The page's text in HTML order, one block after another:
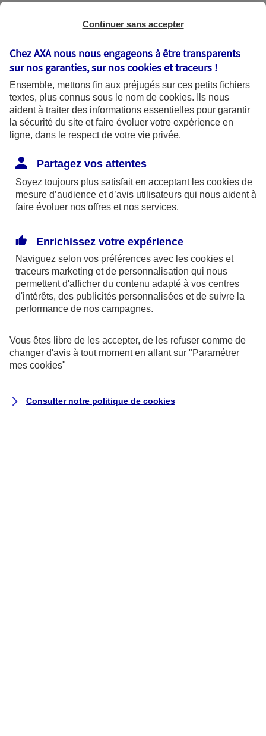
un établissement médico-social. Elle concerne
moins 60 ans, qui ne peuvent plus accomplir les
gestes simples de la vie quotidienne (s’habiller,
faire sa toilette...).
Son montant dépend des ressources du
bénéficiaire et du lieu d’hébergement. Elle est
grille AGGIR. Celle-ci mesure les capacités du
patient à accomplir plusieurs actes et détermine
La prestation de compensation du
handicap (PCH)finance les besoins liés à la
perte d’autonomie des personnes
handicapées. Elle couvre les aides humaines,
véhicule), animalières…
L’allocation de solidarité aux personnes
minimum de ressources aux personnes âgées
Continuer sans accepter
Chez AXA nous nous engageons à être transparents
sur nos garanties, sur noscookies et traceurs !
Ensemble, mettons fin aux préjugés sur ces petits fichiers
textes, plus connus sous le nom de cookies. Ils nous
aident à traiter des informations essentielles pour garantir
la sécurité du site et faire évoluer votre expérience en
ligne, dans le respect de votre vie privée.
Partagez vos attentes
Soyez toujours plus satisfait en acceptant les cookies de
mesure d’audience et d’avis utilisateurs qui nous aident à
faire évoluer nos offres et nos services.
Enrichissez votre expérience
Naviguez selon vos préférences avec les cookies et
traceurs marketing et de personnalisation qui nous
permettent d'afficher du contenu adapté à vos centres
d'intérêts, des publicités personnalisées et de suivre la
performance de nos campagnes.
Vous êtes libre de les accepter, de les refuser comme de
changer d'avis à tout moment en allant sur "Paramétrer
mes cookies"
Consulter notre politique de cookies